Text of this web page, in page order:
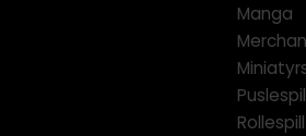
Manga
Rollespill